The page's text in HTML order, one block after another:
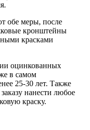
обе меры, после
кронштейны
красками
оцинкованных
в самом
25-30 лет. Также
нанести любое
краску.